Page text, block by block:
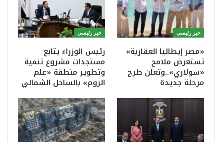
خبر رئيسي
«مصر إيطاليا العقارية»
تستعرض ملامح
«سولاري»..وتعلن طرح
مرحلة جديدة
خبر رئيسي
رئيس الوزراء يتابع
مستجدات مشروع تنمية
وتطوير منطقة «علم
الروم» بالساحل الشمالي